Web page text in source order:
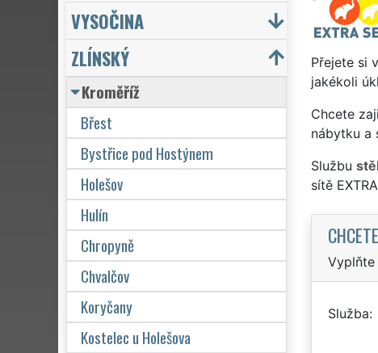
Přejete si
jakékoli
Chcete
nábytku a
Službu
sítě
Služba
VYSOČINA
ZLÍNSKÝ
Kroměříž
Břest
Bystřice pod Hostýnem
Holešov
Hulín
Chropyně
Chvalčov
Koryčany
Kostelec u Holešova